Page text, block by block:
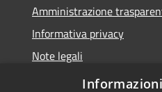
Amministrazione
Informativa privacy
Note legali
Dichiarazione di accessibilità